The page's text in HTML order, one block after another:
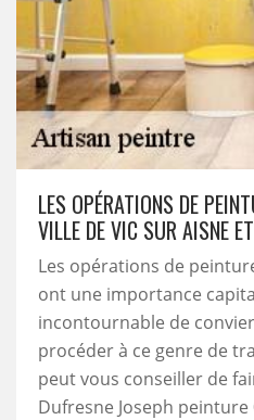
LES OPÉRATIONS DE
VILLE DE VIC SUR AISNE
Les opérations de
ont une importance
incontournable de
procéder à ce genre de
peut vous conseiller de
Dufresne Joseph